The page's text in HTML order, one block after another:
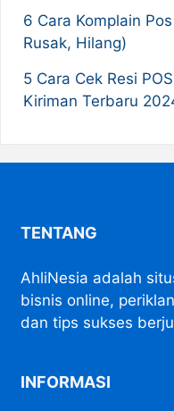
6 Cara Komplain
Rusak, Hilang)
5 Cara Cek Resi
Kiriman Terbaru
TENTANG
AhliNesia adalah
bisnis online,
dan tips sukses
INFORMASI